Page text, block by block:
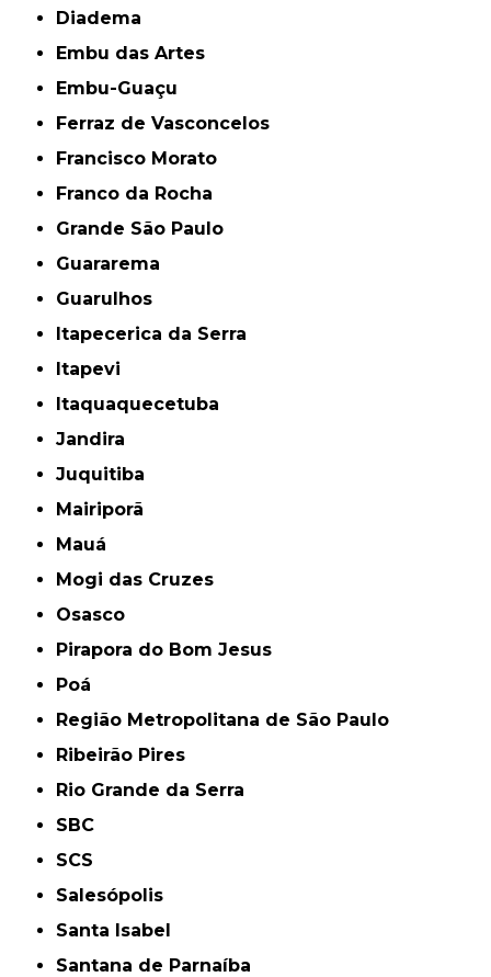
Diadema
Embu das Artes
Embu-Guaçu
Ferraz de Vasconcelos
Francisco Morato
Franco da Rocha
Grande São Paulo
Guararema
Guarulhos
Itapecerica da Serra
Itapevi
Itaquaquecetuba
Jandira
Juquitiba
Mairiporã
Mauá
Mogi das Cruzes
Osasco
Pirapora do Bom Jesus
Poá
Região Metropolitana de São Paulo
Ribeirão Pires
Rio Grande da Serra
SBC
SCS
Salesópolis
Santa Isabel
Santana de Parnaíba